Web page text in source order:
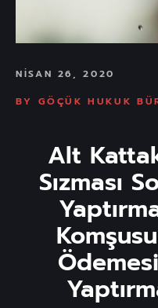
NISAN 26, 2020
BY
GÖÇÜK HUKUK
Alt
Sızması